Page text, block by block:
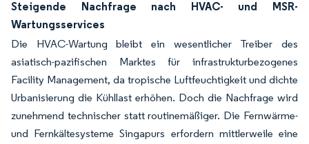
Steigende Nachfrage nach HVAC- und MSR-
Wartungsservices
Die HVAC-Wartung bleibt ein wesentlicher Treiber des
asiatisch-pazifischen Marktes für infrastrukturbezogenes
Facility Management, da tropische Luftfeuchtigkeit und dichte
Urbanisierung die Kühllast erhöhen. Doch die Nachfrage wird
zunehmend technischer statt routinemäßiger. Die Fernwärme-
und Fernkältesysteme Singapurs erfordern mittlerweile eine